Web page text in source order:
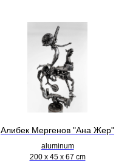
Алибек Мергенов "Ана Жер"
aluminum
200 х 45 х 67 cm